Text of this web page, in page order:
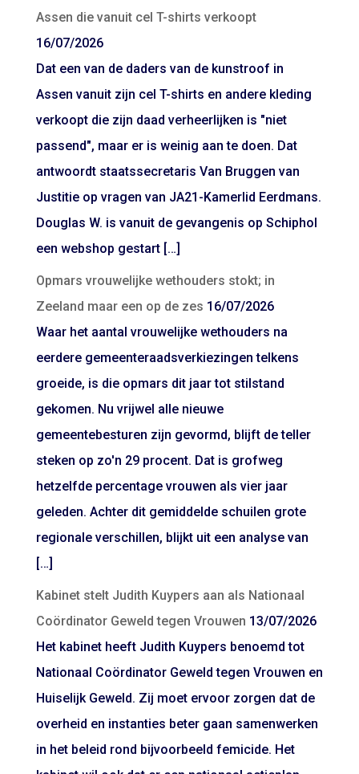
Assen die vanuit cel T-shirts verkoopt
16/07/2026
Dat een van de daders van de kunstroof in
Assen vanuit zijn cel T-shirts en andere kleding
verkoopt die zijn daad verheerlijken is "niet
passend", maar er is weinig aan te doen. Dat
antwoordt staatssecretaris Van Bruggen van
Justitie op vragen van JA21-Kamerlid Eerdmans.
Douglas W. is vanuit de gevangenis op Schiphol
een webshop gestart […]
Opmars vrouwelijke wethouders stokt; in
Zeeland maar een op de zes 16/07/2026
Waar het aantal vrouwelijke wethouders na
eerdere gemeenteraadsverkiezingen telkens
groeide, is die opmars dit jaar tot stilstand
gekomen. Nu vrijwel alle nieuwe
gemeentebesturen zijn gevormd, blijft de teller
steken op zo'n 29 procent. Dat is grofweg
hetzelfde percentage vrouwen als vier jaar
geleden. Achter dit gemiddelde schuilen grote
regionale verschillen, blijkt uit een analyse van
[…]
Kabinet stelt Judith Kuypers aan als Nationaal
Coördinator Geweld tegen Vrouwen 13/07/2026
Het kabinet heeft Judith Kuypers benoemd tot
Nationaal Coördinator Geweld tegen Vrouwen en
Huiselijk Geweld. Zij moet ervoor zorgen dat de
overheid en instanties beter gaan samenwerken
in het beleid rond bijvoorbeeld femicide. Het